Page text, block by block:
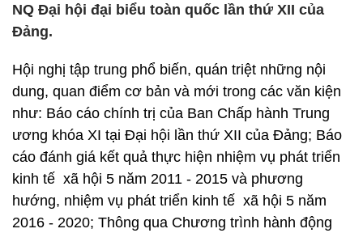
NQ Đại hội đại biểu toàn quốc lần thứ XII của
Đảng.
Hội nghị tập trung phổ biến, quán triệt những nội
dung, quan điểm cơ bản và mới trong các văn kiện
như: Báo cáo chính trị của Ban Chấp hành Trung
ương khóa XI tại Đại hội lần thứ XII của Đảng; Báo
cáo đánh giá kết quả thực hiện nhiệm vụ phát triển
kinh tế xã hội 5 năm 2011 - 2015 và phương
hướng, nhiệm vụ phát triển kinh tế xã hội 5 năm
2016 - 2020; Thông qua Chương trình hành động